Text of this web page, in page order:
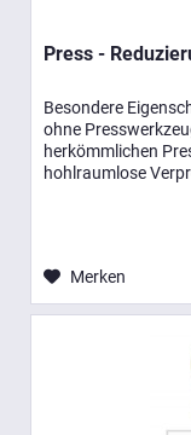
Press -
Besondere
ohne
herkömmlichen
hohlraumlose
Merken